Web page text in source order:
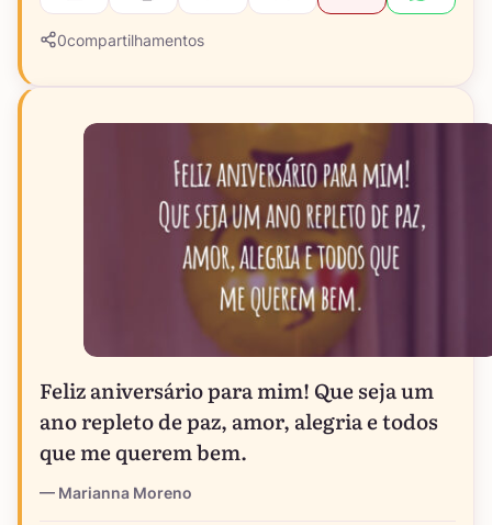
0compartilhamentos
Feliz aniversário para mim! Que seja um
ano repleto de paz, amor, alegria e todos
que me querem bem.
Marianna Moreno